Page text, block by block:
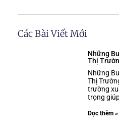
Các Bài Viết Mới
Những
Thị
Những
Thị
trường
trọng
Đọc thêm »